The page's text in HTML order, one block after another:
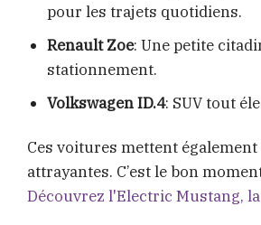
pour les trajets quotidiens.
Renault Zoe: Une petite
stationnement.
Volkswagen ID.4: SUV tout
Ces voitures mettent
attrayantes. C’est le bon
Découvrez l'Electric Mustang,